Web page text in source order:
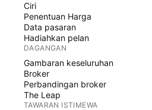
Ciri
Penentuan Harga
Data pasaran
Hadiahkan pelan
DAGANGAN
Gambaran keseluruhan
Broker
Perbandingan broker
The Leap
TAWARAN ISTIMEWA